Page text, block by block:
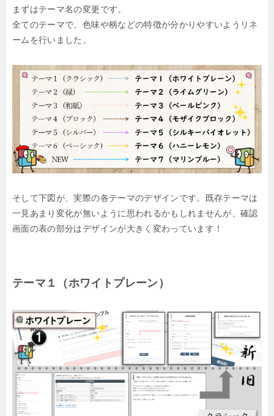
まずはテーマ名の変更です。
全てのテーマで、色味や柄などの特徴が分かりやすいようリネ
ームを行いました。
そして下図が、実際の各テーマのデザインです。既存テーマは
一見あまり変化が無いように思われるかもしれませんが、確認
画面の表の部分はデザインが大きく変わっています！
テーマ１（ホワイトプレーン）